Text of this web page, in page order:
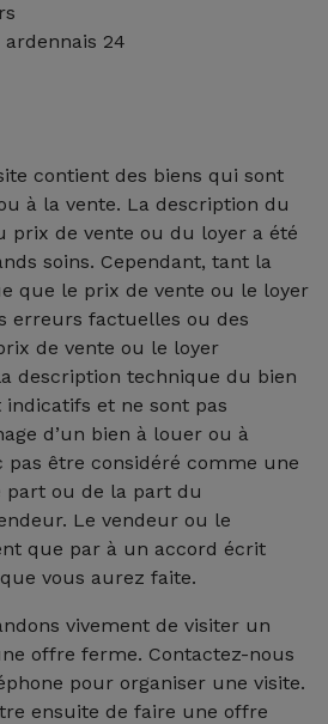
ardennais 24
contient des biens qui sont
à la vente. La description du
prix de vente ou du loyer a été
soins. Cependant, tant la
que le prix de vente ou le loyer
erreurs factuelles ou des
de vente ou le loyer
description technique du bien
et ne sont pas
d’un bien à louer ou à
pas être considéré comme une
ou de la part du
Le vendeur ou le
que par à un accord écrit
vous aurez faite.
vivement de visiter un
offre ferme. Contactez-nous
pour organiser une visite.
ensuite de faire une offre